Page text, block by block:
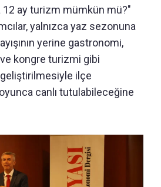
12 ay turizm mümkün mü?"
yalnızca yaz sezonuna
yerine gastronomi,
kongre turizmi gibi
ilçe
canlı tutulabileceğine